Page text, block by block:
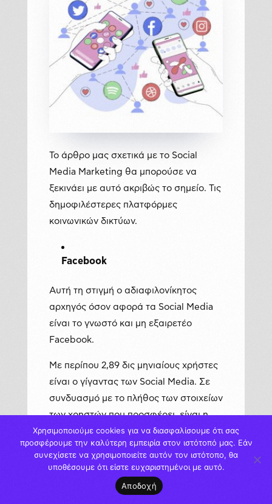
Το άρθρο μας σχετικά με το Social
Media Marketing θα μπορούσε να
ξεκινάει με αυτό ακριβώς το σημείο. Τις
δημοφιλέστερες πλατφόρμες
κοινωνικών δικτύων.
Facebook
Αυτή τη στιγμή ο αδιαφιλονίκητος
αρχηγός όσον αφορά τα Social Media
είναι το γνωστό και μη εξαιρετέο
Facebook.
Με περίπου 2,89 δις μηνιαίους χρήστες
είναι ο γίγαντας των Social Media. Σε
συνδυασμό με το πλήθος των στοιχείων
των χρηστών που προσφέρει, είναι η
χαρά των απανταχού digital
marketeers. Με εργαλεία όπως το
Facebook Business Manager και το
Facebook Business Suite μπορεί να
γίνει μία ακριβής και αποτελεσματική
Χρησιμοποιούμε cookies για να διασφαλίσουμε ότι σας
προσφέρουμε την καλύτερη εμπειρία στον ιστότοπό μας. Εάν
συνεχίσετε να χρησιμοποιείτε αυτόν τον ιστότοπο, θα
υποθέσουμε ότι είστε ευχαριστημένοι με αυτό.
Αποδοχή